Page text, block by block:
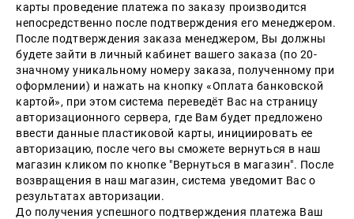
карты проведение платежа по заказу производится
непосредственно после подтверждения его менеджером.
После подтверждения заказа менеджером, Вы должны
будете зайти в личный кабинет вашего заказа (по 20-
значному уникальному номеру заказа, полученному при
оформлении) и нажать на кнопку «Оплата банковской
картой», при этом система переведёт Вас на страницу
авторизационного сервера, где Вам будет предложено
ввести данные пластиковой карты, инициировать ее
авторизацию, после чего вы сможете вернуться в наш
магазин кликом по кнопке "Вернуться в магазин". После
возвращения в наш магазин, система уведомит Вас о
результатах авторизации.
До получения успешного подтверждения платежа Ваш